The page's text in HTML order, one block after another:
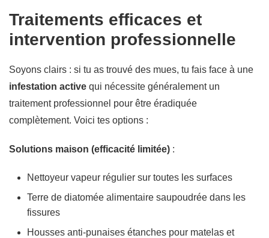
Traitements efficaces et
intervention professionnelle
Soyons clairs : si tu as trouvé des mues, tu fais face à une
infestation active qui nécessite généralement un
traitement professionnel pour être éradiquée
complètement. Voici tes options :
Solutions maison (efficacité limitée) :
Nettoyeur vapeur régulier sur toutes les surfaces
Terre de diatomée alimentaire saupoudrée dans les
fissures
Housses anti-punaises étanches pour matelas et